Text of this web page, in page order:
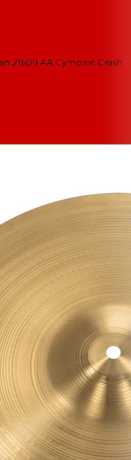
21609 AA Cymbale Crash